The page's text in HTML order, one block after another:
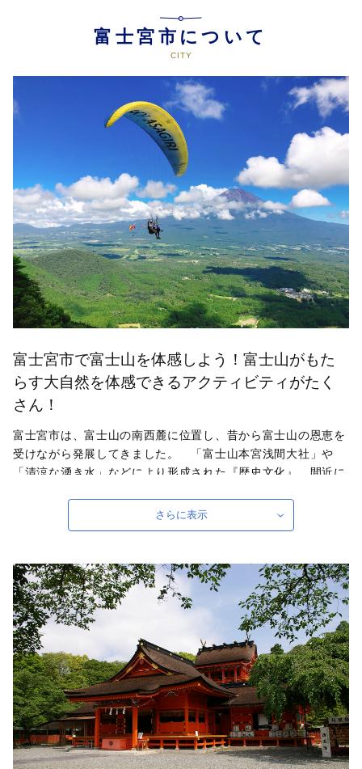
富士宮市について
富士宮市で富士山を体感しよう！富士山がもた
らす大自然を体感できるアクティビティがたく
さん！
富士宮市は、富士山の南西麓に位置し、昔から富士山の恩恵を
受けながら発展してきました。 「富士山本宮浅間大社」や
「清涼な湧き水」などにより形成された『歴史文化』、間近に
『美しい自然景観』、名物「富士宮やきそば」や富士山の恵み
を生かして生産された農産物、ニジマス、日本酒といった『美
ドアアクティビティを楽しんだり、静岡県富士山世界遺産セン
ターや富士山本宮浅間大社などを巡りながら、魅力を感じてい
ただけたら幸いです。
自治体ホームページはこちら（外部サイト）
外部サイトへ遷移します。
個人情報の保護は遷移先サイトの方針に従います。
さらに表示